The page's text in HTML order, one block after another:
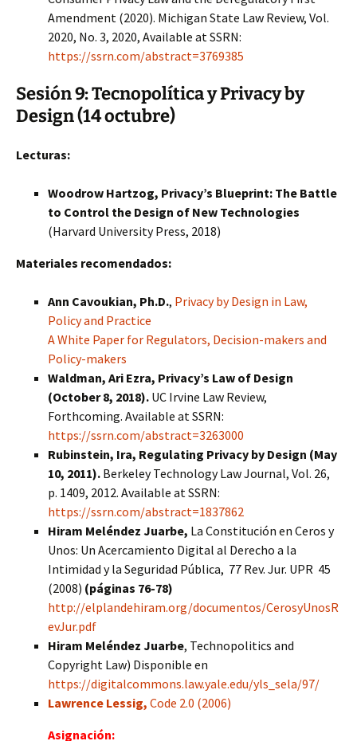
Amendment (2020). Michigan State Law Review, Vol.
2020, No. 3, 2020, Available at SSRN:
https://ssrn.com/abstract=3769385
Sesión 9: Tecnopolítica y Privacy by
Design (14 octubre)
Lecturas:
Woodrow Hartzog, Privacy’s Blueprint: The Battle
to Control the Design of New Technologies
(Harvard University Press, 2018)
Materiales recomendados:
Ann Cavoukian, Ph.D., Privacy by Design in Law,
Policy and Practice
A White Paper for Regulators, Decision-makers and
Policy-makers
Waldman, Ari Ezra, Privacy’s Law of Design
(October 8, 2018). UC Irvine Law Review,
Forthcoming. Available at SSRN:
https://ssrn.com/abstract=3263000
Rubinstein, Ira, Regulating Privacy by Design (May
10, 2011). Berkeley Technology Law Journal, Vol. 26,
p. 1409, 2012. Available at SSRN:
https://ssrn.com/abstract=1837862
Hiram Meléndez Juarbe, La Constitución en Ceros y
Unos: Un Acercamiento Digital al Derecho a la
Intimidad y la Seguridad Pública, 77 Rev. Jur. UPR 45
(2008) (páginas 76-78)
http://elplandehiram.org/documentos/CerosyUnosR
evJur.pdf
Hiram Meléndez Juarbe, Technopolitics and
Copyright Law) Disponible en
https://digitalcommons.law.yale.edu/yls_sela/97/
Lawrence Lessig, Code 2.0 (2006)
Asignación: